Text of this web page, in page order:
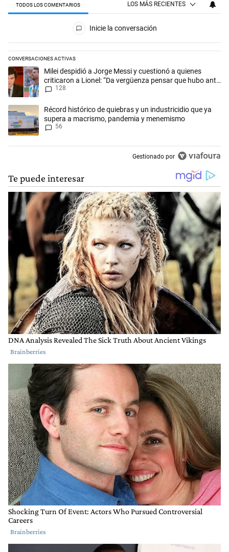
TODOS LOS COMENTARIOS LOS MÁS RECIENTES
Todos los comentarios
Inicie la conversación
CONVERSACIONES ACTIVAS
Este listado muestra los artículos con más comentarios en los
Un artículo de tendencia con el título "Milei despidió a Jorge Messi y
Milei despidió a Jorge Messi y cuestionó a quienes
criticaron a Lionel: “Da vergüenza pensar que hubo anti-
Messi”
128
Un artículo de tendencia con el título "Récord histórico de quiebras y
Récord histórico de quiebras y un industricidio que ya
supera a macrismo, pandemia y menemismo
56
Gestionado por